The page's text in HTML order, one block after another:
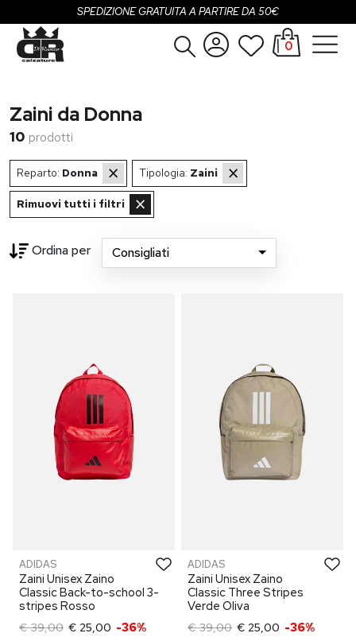
SPEDIZIONE GRATUITA A PARTIRE DA 50€
Uomo
Bambina
Bambino
Registrati
0
Zaini da Donna
10 prodotti
Reparto: Donna × Tipologia: Zaini ×
Rimuovi tutti i filtri ×
Ordina per Consigliati
ADIDAS
Zaini Unisex Zaino
Classic Back-to-school 3-
stripes Rosso
€ 39,00 € 25,00 -36%
ADIDAS
Zaini Unisex Zaino
Classic Three Stripes
Verde Oliva
€ 39,00 € 25,00 -36%